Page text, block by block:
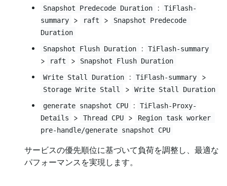
Snapshot Predecode Duration
:
TiFlash-
summary
> raft >
Snapshot Predecode
Duration
Snapshot Flush Duration
: TiFlash-summary
> raft >
Snapshot Flush Duration
Write Stall Duration
: TiFlash-summary >
Storage Write Stall >
Write Stall Duration
generate snapshot CPU
:
TiFlash-Proxy-
Details
> Thread CPU >
Region task worker
pre-handle/generate snapshot CPU
サービスの優先順位に基づいて負荷を調整し、最適な
パフォーマンスを実現します。